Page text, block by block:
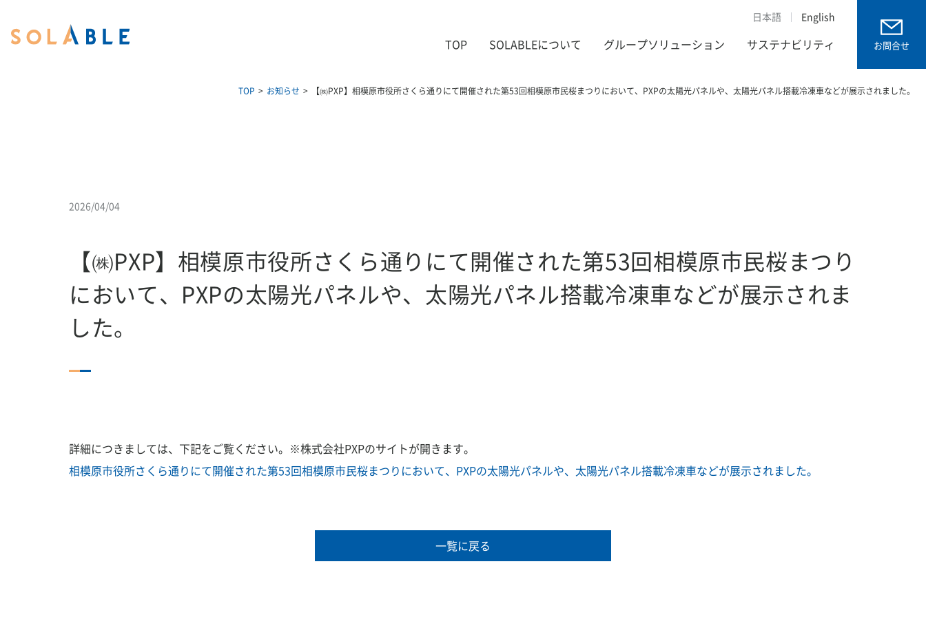
日本語 English
TOP SOLABLEについて グループソリューション サステナビリティ お問合せ
TOP お知らせ 【㈱PXP】相模原市役所さくら通りにて開催された第53回相模原市民桜まつりにおいて、PXPの太陽光パネルや、太陽光パネル搭載冷凍車などが展示されました。
2026/04/04
【㈱PXP】相模原市役所さくら通りにて開催された第53回相模原市民桜まつり
において、PXPの太陽光パネルや、太陽光パネル搭載冷凍車などが展示されま
した。
詳細につきましては、下記をご覧ください。※株式会社PXPのサイトが開きます。
相模原市役所さくら通りにて開催された第53回相模原市民桜まつりにおいて、PXPの太陽光パネルや、太陽光パネル搭載冷凍車などが展示されました。
一覧に戻る